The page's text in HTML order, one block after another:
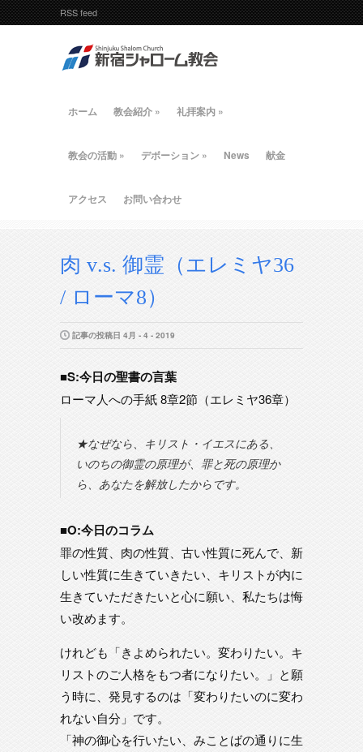
RSS feed
ホーム 教会紹介 » 礼拝案内 »
教会の活動 » デボーション » News 献金
アクセス お問い合わせ
肉 v.s. 御霊（エレミヤ36
/ ローマ8）
記事の投稿日 4月 - 4 - 2019
■S:今日の聖書の言葉
ローマ人への手紙 8章2節（エレミヤ36章）
★なぜなら、キリスト・イエスにある、
いのちの御霊の原理が、罪と死の原理か
ら、あなたを解放したからです。
■O:今日のコラム
罪の性質、肉の性質、古い性質に死んで、新
しい性質に生きていきたい、キリストが内に
生きていただきたいと心に願い、私たちは悔
い改めます。
けれども「きよめられたい。変わりたい。キ
リストのご人格をもつ者になりたい。」と願
う時に、発見するのは「変わりたいのに変わ
れない自分」です。
「神の御心を行いたい、みことばの通りに生